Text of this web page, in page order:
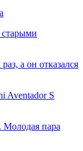
а он отказался
Aventador S
Молодая пара